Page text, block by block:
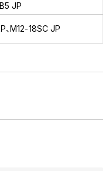
JP
、M12-18SC JP